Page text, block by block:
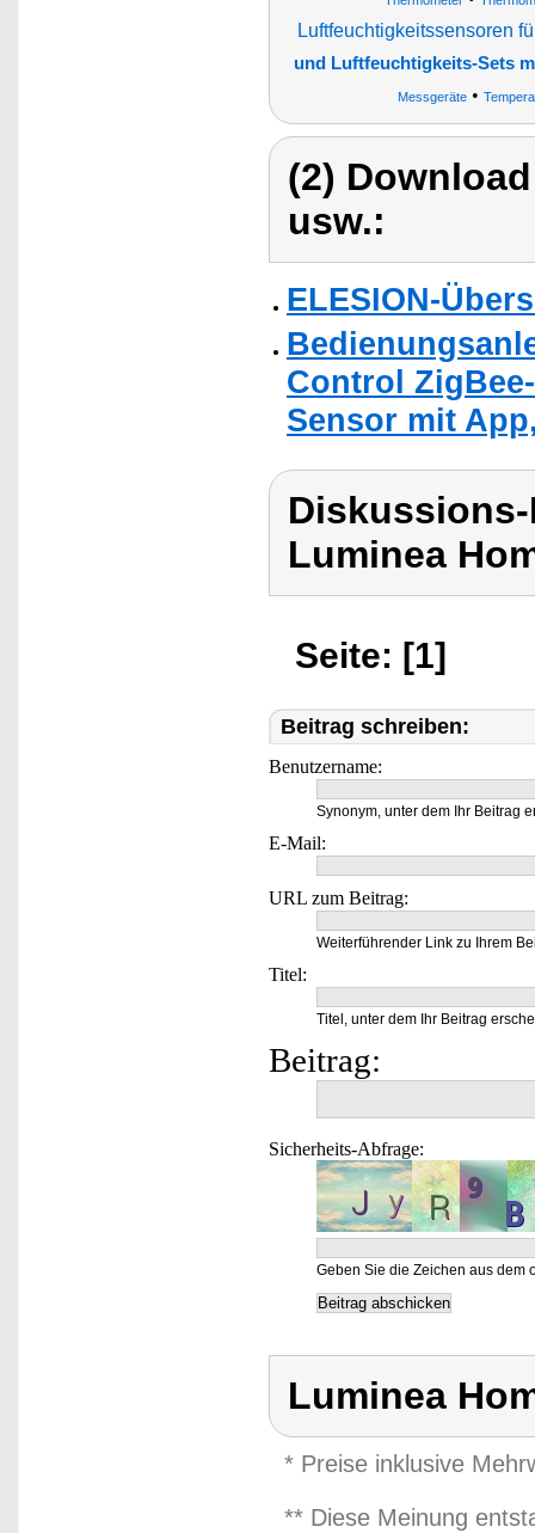
Luftfeuchtigkeitssensoren
und Luftfeuchtigkeits-Sets
Messgeräte•
(2)
usw.:
ELESION-
Control
Sensor mit
Luminea
Seite: [1]
Beitrag schreiben:
Benutzername:
Synonym, unter dem Ihr Beitrag
E-Mail:
URL zum Beitrag:
Weiterführender Link zu Ihrem
Titel:
Titel, unter dem Ihr Beitrag
Beitrag:
Sicherheits-Abfrage:
Geben Sie die Zeichen aus dem
Luminea
* Preise inklusive
** Diese Meinung